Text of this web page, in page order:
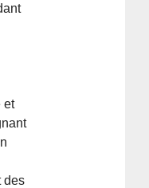
et
des